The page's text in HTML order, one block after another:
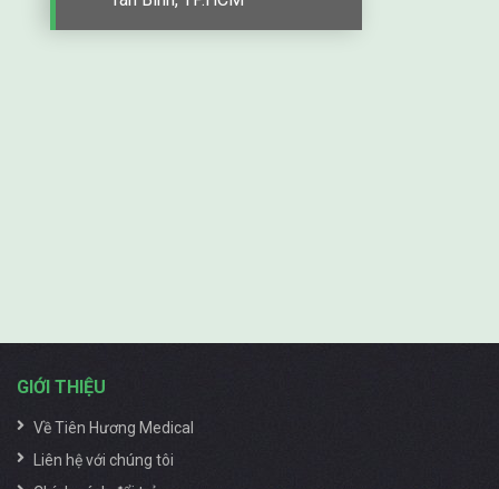
Chức năng tạo oxy chủ động không cần sử dụng
đến bình nén khí thông thường.
Nồng độ oxy tinh khiết luôn ở mức cao ổn định và
đạt chuẩn quốc tế.
GIỚI THIỆU
Về Tiên Hương Medical
Liên hệ với chúng tôi